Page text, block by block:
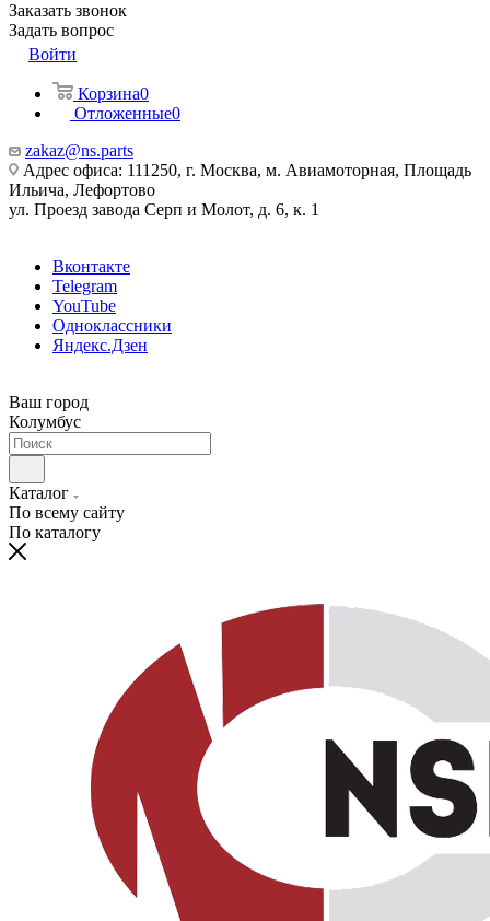
Заказать звонок
Задать вопрос
Войти
Корзина0
Отложенные0
zakaz@ns.parts
Адрес офиса: 111250, г. Москва, м. Авиамоторная, Площадь
Ильича, Лефортово
ул. Проезд завода Серп и Молот, д. 6, к. 1
Вконтакте
Telegram
YouTube
Одноклассники
Яндекс.Дзен
Ваш город
Колумбус
Каталог
По всему сайту
По каталогу